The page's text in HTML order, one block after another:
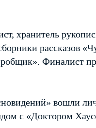
хранитель
рассказов
Финалист
вошли
с «Доктором